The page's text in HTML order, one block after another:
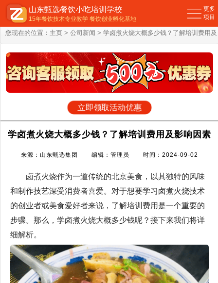
您现在的位置： 主页 > 公司新闻 > 学卤煮火烧大概多少钱？了解培训费用及
影响因素
立即领取活动优惠
学卤煮火烧大概多少钱？了解培训费用及影响因素
来源：山东甄选集团 编辑：管理员 时间：2024-09-02
卤煮火烧作为一道传统的北京美食，以其独特的风味
和制作技艺深受消费者喜爱。对于想要学习卤煮火烧技术
的创业者或美食爱好者来说，了解培训费用是一个重要的
步骤。那么，学卤煮火烧大概多少钱呢？接下来我们将详
细解析。
山东甄选餐饮小吃培训学校
15年餐饮技术专业教学 餐饮创业孵化基地
更多
项目